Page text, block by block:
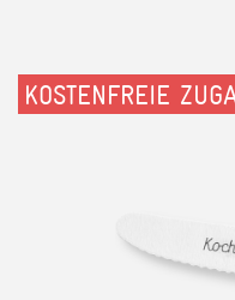
KOSTENFREIE